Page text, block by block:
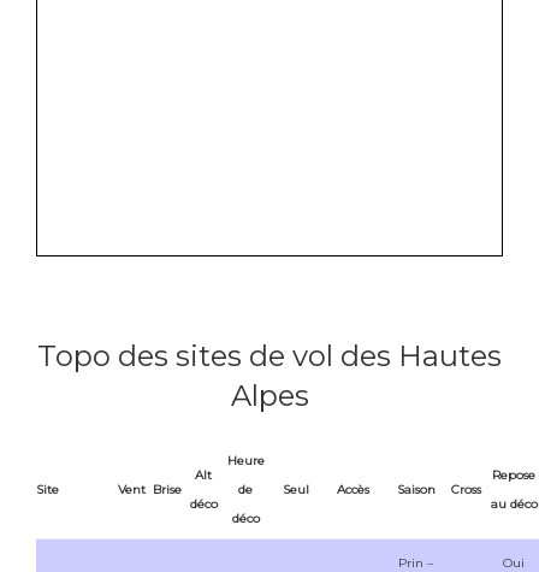
Topo des sites de vol des Hautes
Alpes
Site Vent Brise
Alt
déco
Heure
de
déco
Seul Accès Saison Cross
Repose
au déco
Prin –
Oui